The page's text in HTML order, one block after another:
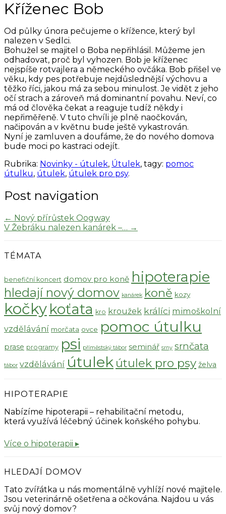
Kříženec Bob
Od půlky února pečujeme o křížence, který byl
nalezen v Sedlci.
Bohužel se majitel o Boba nepřihlásil. Můžeme jen
odhadovat, proč byl vyhozen. Bob je kříženec
nejspíše rotvajlera a německého ovčáka. Bob přišel ve
věku, kdy pes potřebuje nejdůslednější výchovu a
těžko říci, jakou má za sebou minulost. Je vidět z jeho
očí strach a zároveň má dominantní povahu. Neví, co
má od člověka čekat a reaguje tudíž někdy i
nepřiměřeně. V tuto chvíli je plně naočkován,
načipován a v květnu bude ještě vykastrován.
Nyní je zamluven a doufáme, že do nového domova
bude moci po kastraci odejít.
Rubrika: Novinky - útulek, Útulek, tagy: pomoc
útulku, útulek, útulek pro psy.
Post navigation
← Nový přírůstek Oogway
V Žebráku nalezen kanárek –… →
TÉMATA
benefiční koncert domov pro koně hipoterapie
hledají nový domov kanárek koně kozy
kočky koťata kro kroužek králíci mimoškolní
vzdělávání morčata ovce pomoc útulku
prase programy psi příměstský tábor seminář srny srnčata
tábor vzdělávání útulek útulek pro psy želva
HIPOTERAPIE
Nabízíme hipoterapii – rehabilitační metodu,
která využívá léčebný účinek koňského pohybu.
Více o hipoterapii ▸
HLEDAJÍ DOMOV
Tato zvířátka u nás momentálně vyhlíží nové majitele.
Jsou veterinárně ošetřena a očkována. Najdou u vás
svůj nový domov?